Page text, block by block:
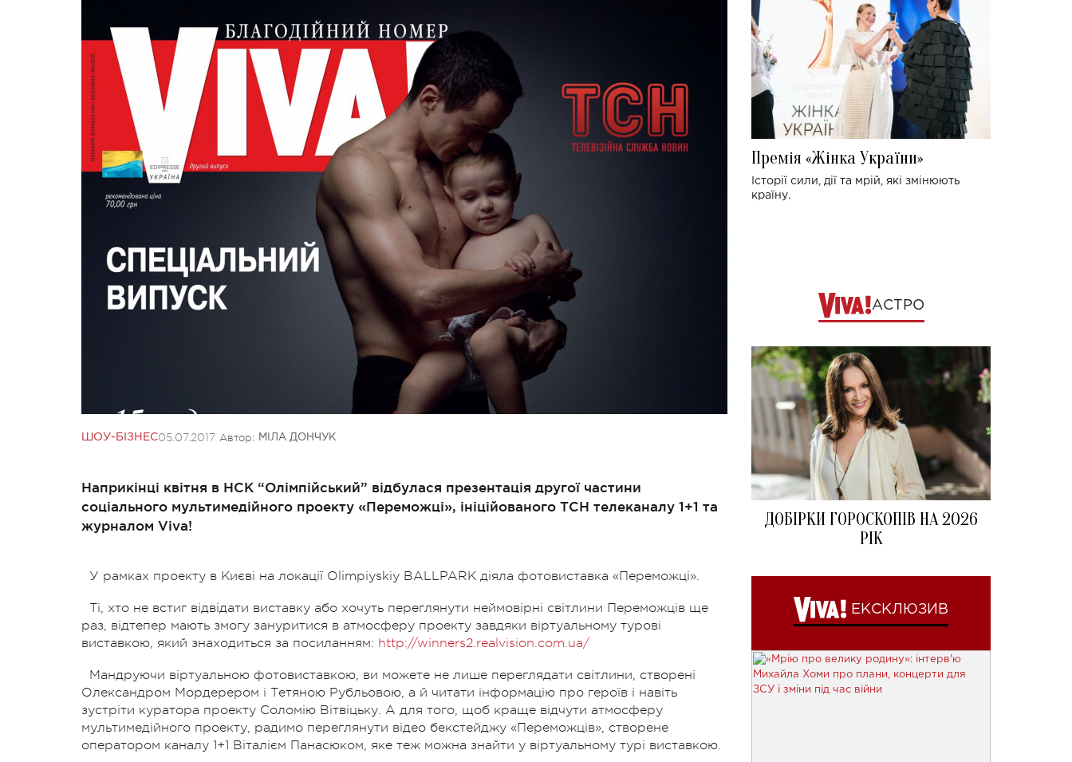
ШОУ-БІЗНЕС05.07.2017 Автор: МІЛА ДОНЧУК
Наприкінці квітня в НСК “Олімпійський” відбулася презентація другої частини
соціального мультимедійного проекту «Переможці», ініційованого ТСН телеканалу 1+1 та
журналом Viva!
У рамках проекту в Києві на локації Olimpiyskiy BALLPARK діяла фотовиставка «Переможці».
Ті, хто не встиг відвідати виставку або хочуть переглянути неймовірні світлини Переможців ще
раз, відтепер мають змогу зануритися в атмосферу проекту завдяки віртуальному турові
виставкою, який знаходиться за посиланням: http://winners2.realvision.com.ua/
Мандруючи віртуальною фотовиставкою, ви можете не лише переглядати світлини, створені
Олександром Мордерером і Тетяною Рубльовою, а й читати інформацію про героїв і навіть
зустріти куратора проекту Соломію Вітвіцьку. А для того, щоб краще відчути атмосферу
мультимедійного проекту, радимо переглянути відео бекстейджу «Переможців», створене
оператором каналу 1+1 Віталієм Панасюком, яке теж можна знайти у віртуальному турі виставкою.
Премія «Жінка України»
Історії сили, дії та мрій, які змінюють
країну.
АСТРО
ДОБІРКИ ГОРОСКОПІВ НА 2026
РІК
ЕКСКЛЮЗИВ